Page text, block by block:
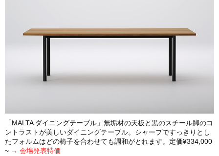
「MALTA ダイニングテーブル」無垢材の天板と黒のスチール脚のコ
ントラストが美しいダイニングテーブル。シャープですっきりとし
たフォルムはどの椅子を合わせても調和がとれます。定価¥334,000
~ → 会場発表特価